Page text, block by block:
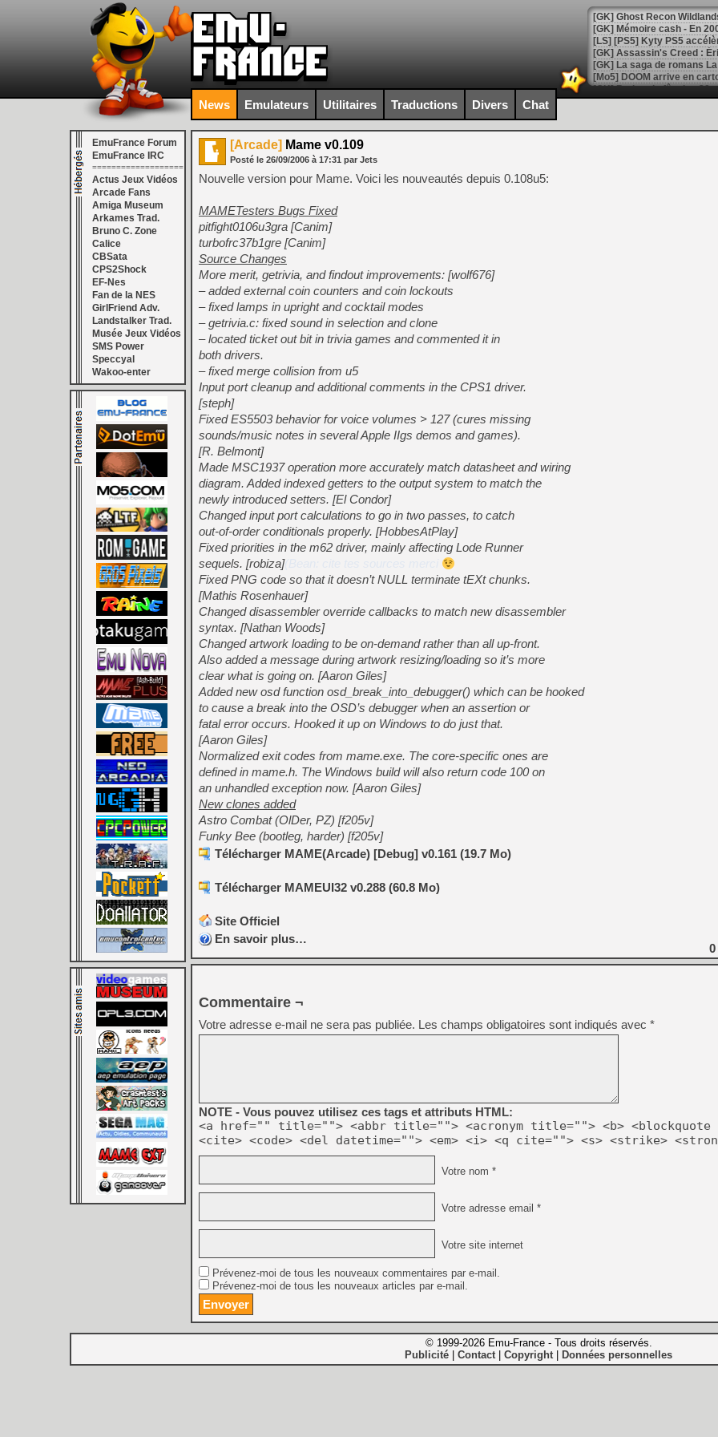
[Mo5] DOOM arrive en
[GK] Bethesda fête les 30
[GK] Roblox : l'action en
[GK] Agenda - GeForce
[LS] [PS5] ps5-y2jb-
[GK] Pourquoi Marvel
[GK] Test : Restory : Chill
[GK] GTA 6 : Rockstar
[GK] Hot Wheels Infinite
[GK] Mémoire cash -
[GK] Résultats Nintendo :
[GK] Déjà des
[Mo5] Brickboy cherche à
[GK] Minecraft et ses «
[GK] Beast of
[GK] Ubisoft : fin de partie
[GK] Mémoire cash -
[GK] Dan Houser (GTA)
[GK] Comment EA Sports
[GK] Crimson Moon : un
[GK] Isle of Reveries : le
[GK] Moonlighter 2 : The
[GK] Capcom relance
[Mo5] Deux inédits du
[GK] Le beat'em up The
[GK] Endless Legend 2 :
[LS] [PS5] Le WebKit
News Emulateurs Utilitaires Traductions Divers Chat
EmuFrance Forum
EmuFrance IRC
===================
Actus Jeux Vidéos
Arcade Fans
Amiga Museum
Arkames Trad.
Bruno C. Zone
Calice
CBSata
CPS2Shock
EF-Nes
Fan de la NES
GirlFriend Adv.
Landstalker Trad.
Musée Jeux Vidéos
SMS Power
Speccyal
Wakoo-enter
[Arcade] Mame v0.109
Posté le 26/09/2006 à 17:31 par Jets
Nouvelle version pour Mame. Voici les nouveautés depuis 0.108u5:
MAMETesters Bugs Fixed
pitfight0106u3gra [Canim]
turbofrc37b1gre [Canim]
Source Changes
More merit, getrivia, and findout improvements: [wolf676]
– added external coin counters and coin lockouts
– fixed lamps in upright and cocktail modes
– getrivia.c: fixed sound in selection and clone
– located ticket out bit in trivia games and commented it in
both drivers.
– fixed merge collision from u5
Input port cleanup and additional comments in the CPS1 driver.
[steph]
Fixed ES5503 behavior for voice volumes > 127 (cures missing
sounds/music notes in several Apple IIgs demos and games).
[R. Belmont]
Made MSC1937 operation more accurately match datasheet and wiring
diagram. Added indexed getters to the output system to match the
newly introduced setters. [El Condor]
Changed input port calculations to go in two passes, to catch
out-of-order conditionals properly. [HobbesAtPlay]
Fixed priorities in the m62 driver, mainly affecting Lode Runner
sequels. [robiza](Bean: cite tes sources merci
Fixed PNG code so that it doesn’t NULL terminate tEXt chunks.
[Mathis Rosenhauer]
Changed disassembler override callbacks to match new disassembler
syntax. [Nathan Woods]
Changed artwork loading to be on-demand rather than all up-front.
Also added a message during artwork resizing/loading so it’s more
clear what is going on. [Aaron Giles]
Added new osd function osd_break_into_debugger() which can be hooked
to cause a break into the OSD’s debugger when an assertion or
fatal error occurs. Hooked it up on Windows to do just that.
[Aaron Giles]
Normalized exit codes from mame.exe. The core-specific ones are
defined in mame.h. The Windows build will also return code 100 on
an unhandled exception now. [Aaron Giles]
New clones added
Astro Combat (OlDer, PZ) [f205v]
Funky Bee (bootleg, harder) [f205v]
Télécharger MAME(Arcade) [Debug] v0.161 (19.7 Mo)
Télécharger MAMEUI32 v0.288 (60.8 Mo)
Site Officiel
En savoir plus…
0
Commentaire ¬
Votre adresse e-mail ne sera pas publiée. Les champs obligatoires sont indiqués avec *
NOTE - Vous pouvez utilisez ces tags et attributs HTML:
<a href="" title=""> <abbr title=""> <acronym title=""> <b> <blockquote
<cite> <code> <del datetime=""> <em> <i> <q cite=""> <s> <strike>
Votre nom *
Votre adresse email *
Votre site internet
Prévenez-moi de tous les nouveaux commentaires par e-mail.
Prévenez-moi de tous les nouveaux articles par e-mail.
© 1999-2026 Emu-France - Tous droits réservés.
Publicité Contact| Copyright| Données personnelles